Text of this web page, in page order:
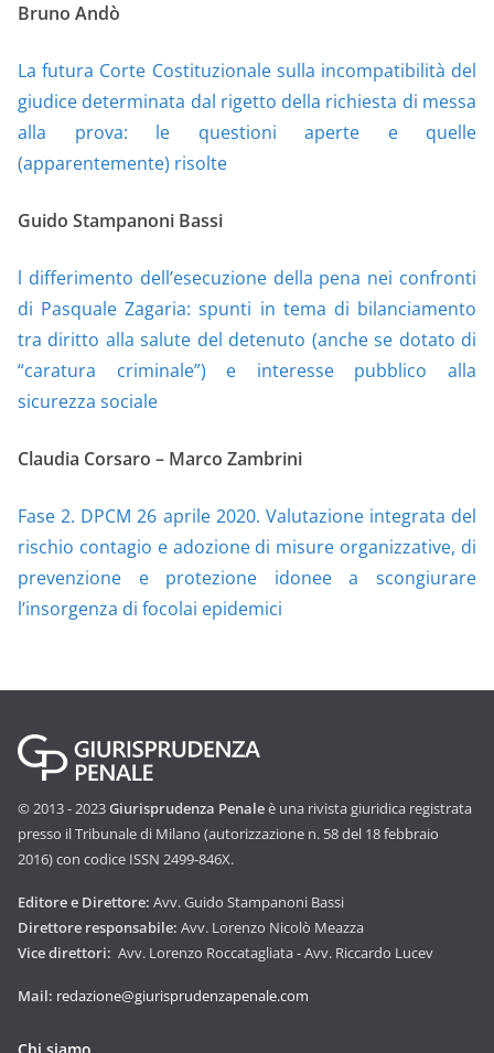
Bruno Andò
La futura Corte Costituzionale sulla incompatibilità del
giudice determinata dal rigetto della richiesta di messa
alla prova: le questioni aperte e quelle
(apparentemente) risolte
Guido Stampanoni Bassi
l differimento dell’esecuzione della pena nei confronti
di Pasquale Zagaria: spunti in tema di bilanciamento
tra diritto alla salute del detenuto (anche se dotato di
“caratura criminale”) e interesse pubblico alla
sicurezza sociale
Claudia Corsaro – Marco Zambrini
Fase 2. DPCM 26 aprile 2020. Valutazione integrata del
rischio contagio e adozione di misure organizzative, di
prevenzione e protezione idonee a scongiurare
l’insorgenza di focolai epidemici
© 2013 - 2023Giurisprudenza Penaleè una rivista giuridica registrata
presso il Tribunale di Milano (autorizzazione n. 58 del 18 febbraio
2016) con codice ISSN 2499-846X.
Editore e Direttore: Avv. Guido Stampanoni Bassi
Direttore responsabile: Avv. Lorenzo Nicolò Meazza
Vice direttori: Avv. Lorenzo Roccatagliata - Avv. Riccardo Lucev
Mail: redazione@giurisprudenzapenale.com